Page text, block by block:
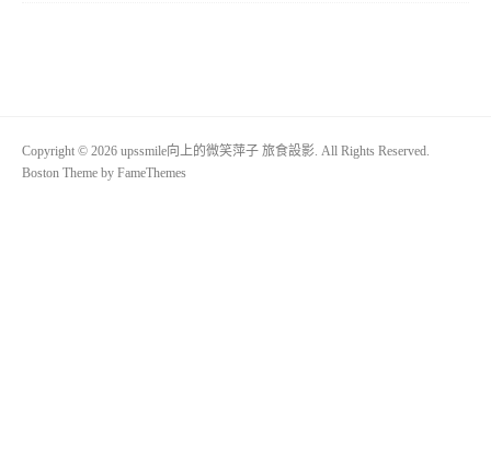
Copyright © 2026 upssmile向上的微笑萍子 旅食設影. All Rights Reserved.
Boston Theme by FameThemes